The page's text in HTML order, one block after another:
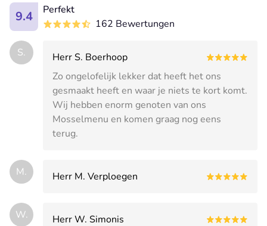
9.4
Perfekt
162 Bewertungen
S.
Herr S. Boerhoop
Zo ongelofelijk lekker dat heeft het ons
gesmaakt heeft en waar je niets te kort komt.
Wij hebben enorm genoten van ons
Mosselmenu en komen graag nog eens
terug.
M. Herr M. Verploegen
W. Herr W. Simonis